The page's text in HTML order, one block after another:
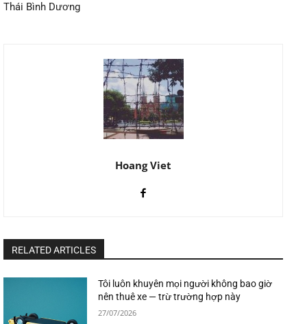
Thái Bình Dương
Hoang Viet
RELATED ARTICLES
Tôi luôn khuyên mọi người không bao giờ
nên thuê xe — trừ trường hợp này
27/07/2026